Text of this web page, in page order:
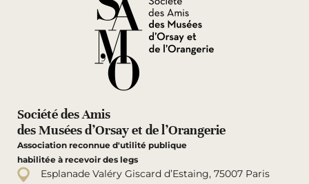
Société des Amis
des Musées d’Orsay et de l’Orangerie
Association reconnue d'utilité publique
habilitée à recevoir des legs
Esplanade Valéry Giscard d’Estaing, 75007 Paris